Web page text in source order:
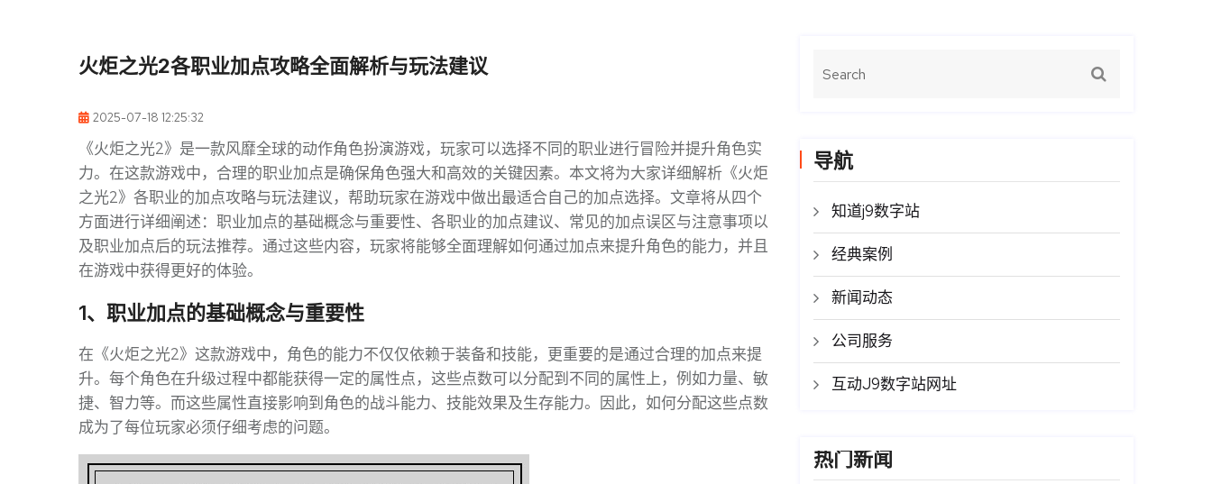
火炬之光2各职业加点攻略全面解析与玩法建议
2025-07-18 12:25:32
《火炬之光2》是一款风靡全球的动作角色扮演游戏，玩家可以选择不同的职业进行冒险并提升角色实
力。在这款游戏中，合理的职业加点是确保角色强大和高效的关键因素。本文将为大家详细解析《火炬
之光2》各职业的加点攻略与玩法建议，帮助玩家在游戏中做出最适合自己的加点选择。文章将从四个
方面进行详细阐述：职业加点的基础概念与重要性、各职业的加点建议、常见的加点误区与注意事项以
及职业加点后的玩法推荐。通过这些内容，玩家将能够全面理解如何通过加点来提升角色的能力，并且
在游戏中获得更好的体验。
1、职业加点的基础概念与重要性
在《火炬之光2》这款游戏中，角色的能力不仅仅依赖于装备和技能，更重要的是通过合理的加点来提
升。每个角色在升级过程中都能获得一定的属性点，这些点数可以分配到不同的属性上，例如力量、敏
捷、智力等。而这些属性直接影响到角色的战斗能力、技能效果及生存能力。因此，如何分配这些点数
成为了每位玩家必须仔细考虑的问题。
导航
知道j9数字站
经典案例
新闻动态
公司服务
互动J9数字站网址
热门新闻